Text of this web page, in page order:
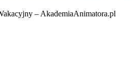
– AkademiaAnimatora.pl